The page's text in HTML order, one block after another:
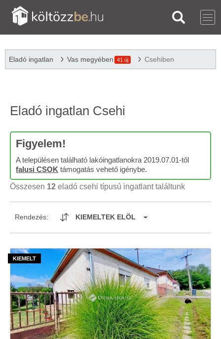
Eladó ingatlan Vas megyében 41 új Csehiben
Eladó ingatlan Csehi
Figyelem!
A településen található lakóingatlanokra 2019.07.01-től
falusi CSOK támogatás vehető igénybe.
Összesen 12 eladó csehi típusú ingatlant találtunk
Rendezés: KIEMELTEK ELÖL